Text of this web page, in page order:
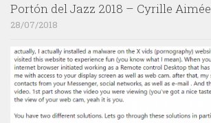
Portón del Jazz 2018 – Cyrille Aimée
28/07/2018